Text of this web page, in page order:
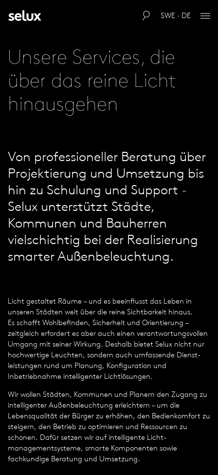
SWE · DE
Unsere Services, die
über das reine Licht
hinausgehen
Von professioneller Beratung über
Projektierung und Umsetzung bis
hin zu Schulung und Support -
Selux unterstützt Städte,
Kommunen und Bauherren
vielschichtig bei der Realisierung
smarter Außenbeleuchtung.
Licht gestaltet Räume – und es beeinflusst das Leben in
unseren Städten weit über die reine Sichtbar­keit hinaus.
Es schafft Wohlbefinden, Sicherheit und Orientierung –
zeitgleich erfordert es aber auch einen verantwortungs­vollen
Umgang mit seiner Wirkung. Deshalb bietet Selux nicht nur
hochwertige Leuchten, sondern auch umfassende Dienst­
leistungen rund um Planung, Konfiguration und
Inbetriebnahme intelligenter Lichtlösungen.
Wir wollen Städten, Kommunen und Planern den Zugang zu
intelligenter Außen­beleuchtung erleichtern – um die
Lebensqualität der Bürger zu erhöhen, den Bedienkomfort zu
steigern, den Betrieb zu optimieren und Ressourcen zu
schonen. Dafür setzen wir auf intelligente Licht­
management­systeme, smarte Komponenten sowie
fachkundige Beratung und Umsetzung.